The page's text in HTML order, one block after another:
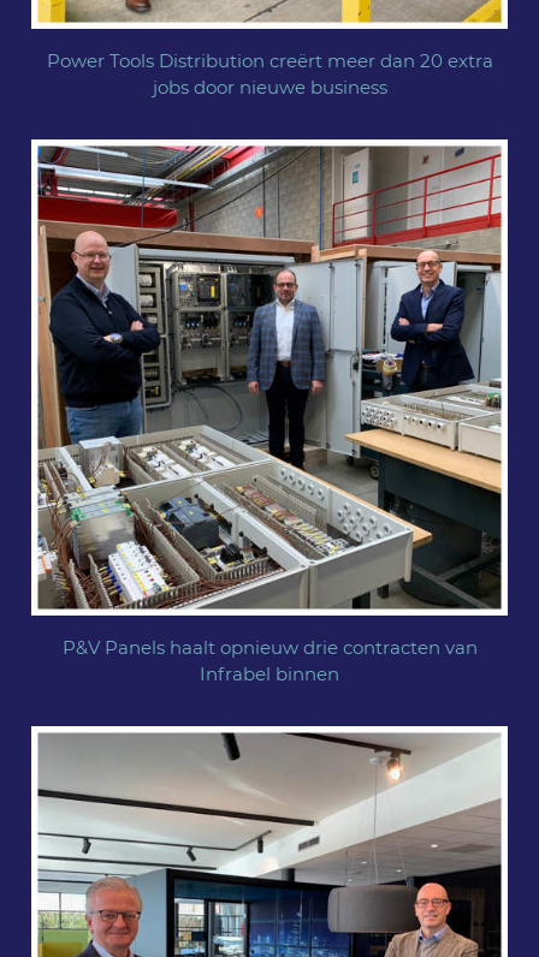
Power Tools Distribution creërt meer dan 20 extra
jobs door nieuwe business
P&V Panels haalt opnieuw drie contracten van
Infrabel binnen